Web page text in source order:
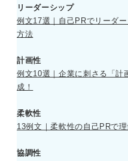
リーダーシップ
例文17選｜自己PRでリーダ
方法
計画性
例文10選｜企業に刺さる「計
成！
柔軟性
13例文｜柔軟性の自己PRで
協調性